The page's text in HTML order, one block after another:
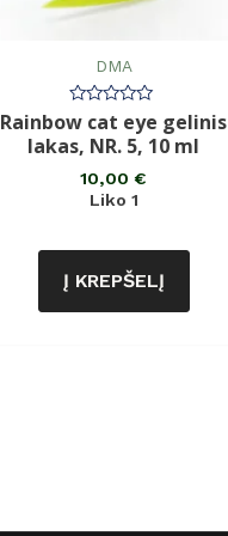
DMA
Įvertinimas:
0
iš
Rainbow cat eye gelinis
lakas, NR. 5, 10 ml
10,00 €
Liko 1
Į KREPŠELĮ